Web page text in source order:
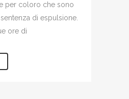
per coloro che sono
di espulsione.
ore di